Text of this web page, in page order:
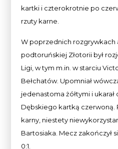
kartki i czterokrotnie po
rzuty karne.
W poprzednich
podtoruńskiej Złotorii był
Ligi, w tym m.in. w starciu
Bełchatów. Upomniał
jedenastoma żółtymi i ukarał
Dębskiego kartką czerwoną.
karny, niestety
Bartosiaka. Mecz zakończył
0:1.